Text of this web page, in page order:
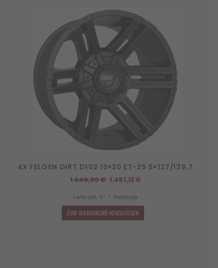
4X FELGEN DIRT D102 10×20 ET-25 5×127/139,7
1.649,00€ Ursprünglicher
war:
1.649,00 €
1.451,12€Aktueller
Lieferzeit: 3 - 7 Werktage
ZUM WARENKORB HINZUFÜGEN